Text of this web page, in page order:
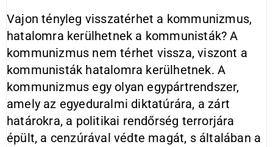
Vajon tényleg visszatérhet a kom­munizmus,
hatalomra kerülhetnek a kommunisták? A
kommunizmus nem térhet vissza, viszont a
kommunisták hatalomra kerülhetnek. A
kommu­nizmus egy olyan egypártrendszer,
amely az egyeduralmi diktatúrára, a zárt
határokra, a politikai rendőrség terrorjára
épült, a cenzúrával védte magát, s általában a